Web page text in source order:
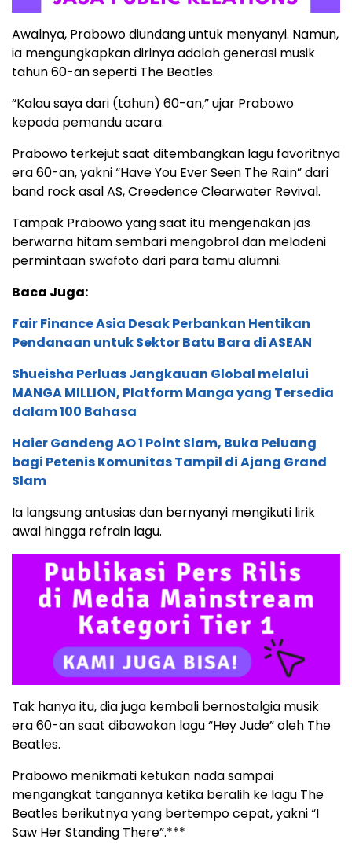
Awalnya, Prabowo diundang untuk menyanyi. Namun,
ia mengungkapkan dirinya adalah generasi musik
tahun 60-an seperti The Beatles.
“Kalau saya dari (tahun) 60-an,” ujar Prabowo
kepada pemandu acara.
Prabowo terkejut saat ditembangkan lagu favoritnya
era 60-an, yakni “Have You Ever Seen The Rain” dari
band rock asal AS, Creedence Clearwater Revival.
Tampak Prabowo yang saat itu mengenakan jas
berwarna hitam sembari mengobrol dan meladeni
permintaan swafoto dari para tamu alumni.
Baca Juga:
Fair Finance Asia Desak Perbankan Hentikan
Pendanaan untuk Sektor Batu Bara di ASEAN
Shueisha Perluas Jangkauan Global melalui
MANGA MILLION, Platform Manga yang Tersedia
dalam 100 Bahasa
Haier Gandeng AO 1 Point Slam, Buka Peluang
bagi Petenis Komunitas Tampil di Ajang Grand
Slam
Ia langsung antusias dan bernyanyi mengikuti lirik
awal hingga refrain lagu.
Tak hanya itu, dia juga kembali bernostalgia musik
era 60-an saat dibawakan lagu “Hey Jude” oleh The
Beatles.
Prabowo menikmati ketukan nada sampai
mengangkat tangannya ketika beralih ke lagu The
Beatles berikutnya yang bertempo cepat, yakni “I
Saw Her Standing There”.***